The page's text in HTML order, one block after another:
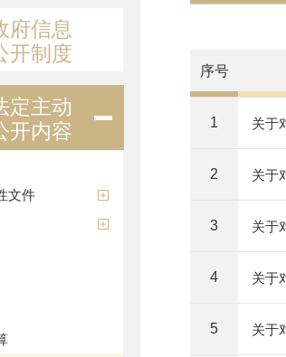
府信息
开制度
定主动
开内容
文件
序号
1 关于
2 关于
3 关于
4 关于
5 关于